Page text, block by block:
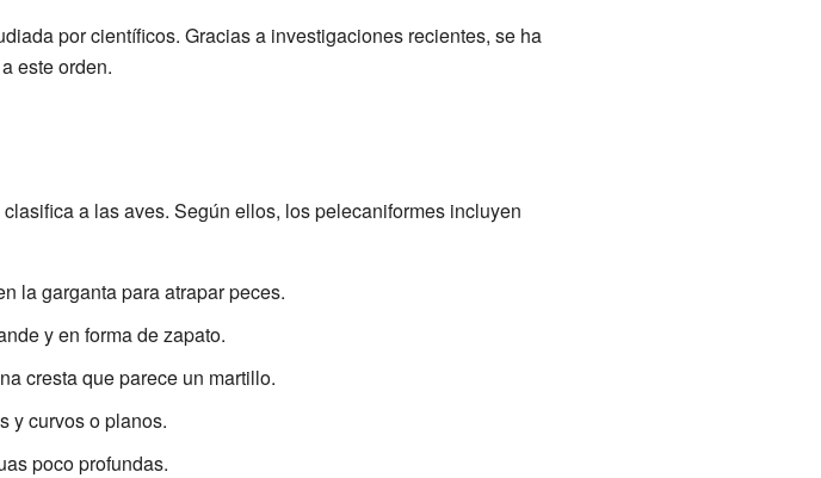
por científicos. Gracias a investigaciones recientes, se ha
este orden.
a las aves. Según ellos, los pelecaniformes incluyen
la garganta para atrapar peces.
y en forma de zapato.
cresta que parece un martillo.
y curvos o planos.
poco profundas.